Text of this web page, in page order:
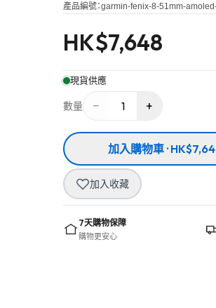
產品編號：garmin-fenix-8-51mm-
HK$7,648
現貨供應
數量 − 1 +
加入購物車 ·
加入收藏
7天購物保障
購物更安心